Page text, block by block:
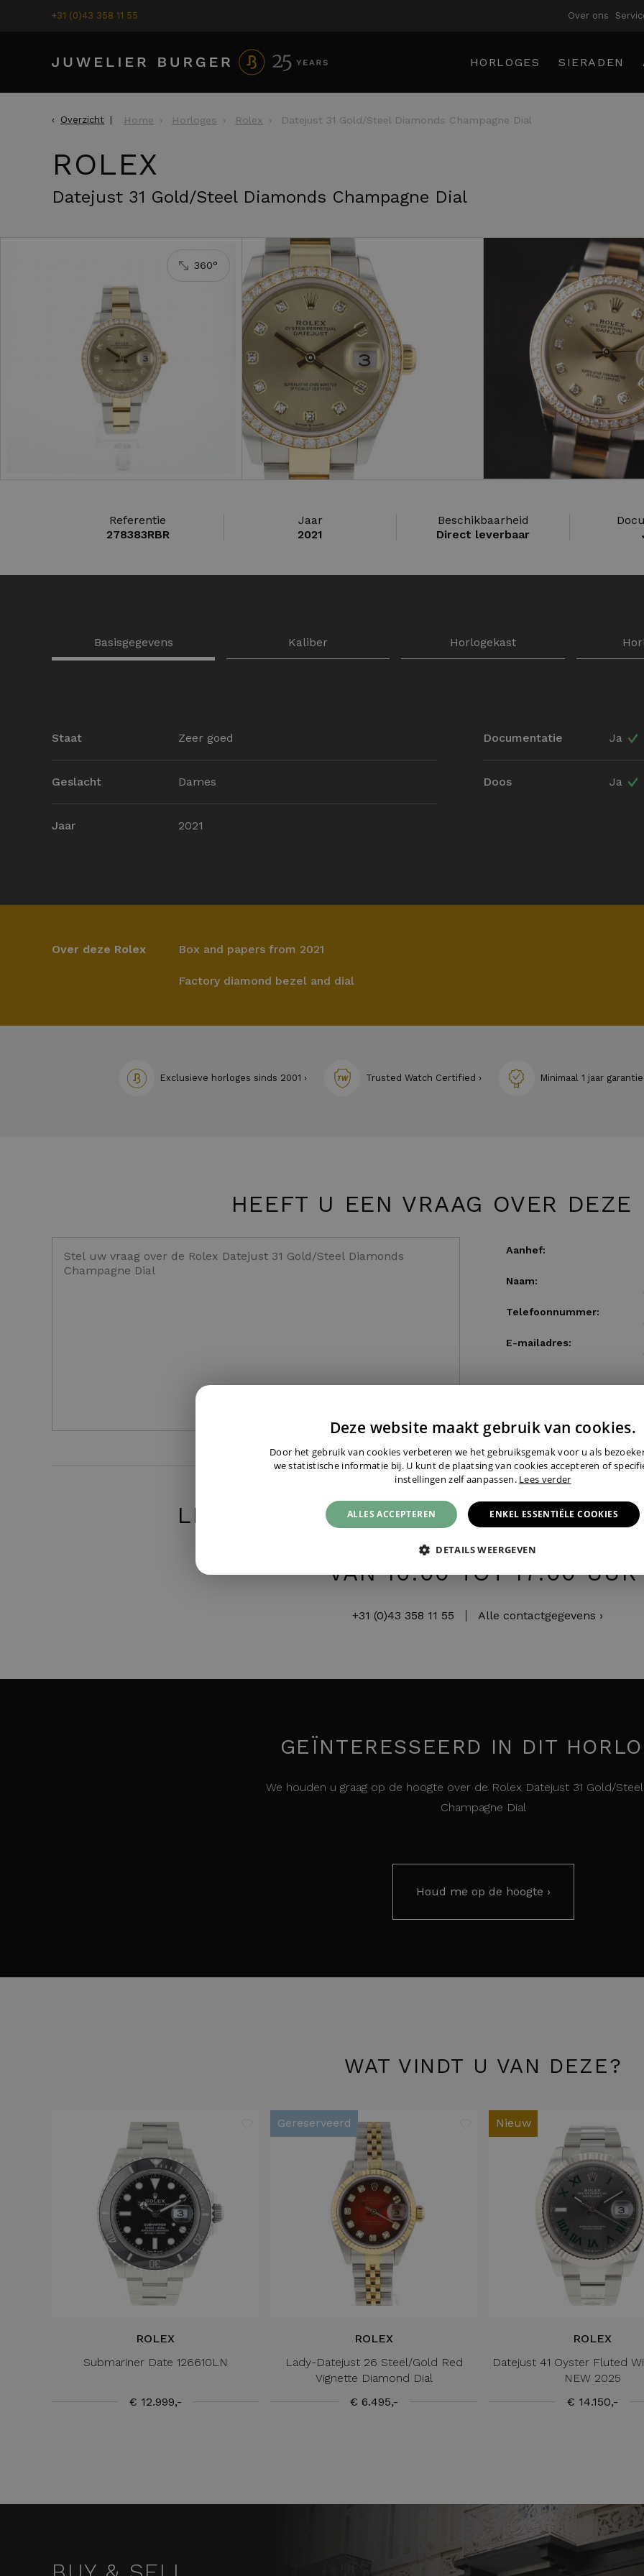
+31 (0)43 358 11 55 Over ons
HORLOGES SIERADEN
Overzicht Home Horloges Rolex Datejust 31 Gold/Steel Diamonds Champagne Dial
ROLEX
Datejust 31 Gold/Steel Diamonds Champagne Dial
360°
Referentie
278383RBR
Jaar
2021
Beschikbaarheid
Direct leverbaar
Basisgegevens Kaliber Horlogekast
Staat Zeer goed
Geslacht Dames
Jaar 2021
Documentatie Ja
Doos Ja
Over deze Rolex Box and papers from 2021
Factory diamond bezel and dial
Exclusieve horloges sinds 2001 › Trusted Watch Certified › Minimaal 1 jaar garantie
HEEFT U EEN VRAAG OVER DEZE
Aanhef:
Naam:
Telefoonnummer:
E-mailadres:
LIEVER TELEFONISCH? WIJ ZIJN
GEOPEND EN BEREIKBAAR
VAN 10:00 TOT 17:00 UUR
+31 (0)43 358 11 55 Alle contactgegevens ›
GEÏNTERESSEERD IN DIT
We houden u graag op de hoogte over de Rolex Datejust 31 Gold/
Champagne Dial
Houd me op de hoogte ›
WAT VINDT U VAN DEZE?
ROLEX
Submariner Date 126610LN
€ 12.999,-
Gereserveerd
ROLEX
Lady-Datejust 26 Steel/Gold Red
Vignette Diamond Dial
€ 6.495,-
Nieuw
ROLEX
Datejust 41 Oyster Fluted
NEW 2025
€ 14.150,-
Champagne Dial | € 19.995,-
Deze website maakt gebruik van cookies.
Door het gebruik van cookies verbeteren we het gebruiksgemak voor u als
we statistische informatie bij. U kunt de plaatsing van cookies accepteren of
instellingen zelf aanpassen. Lees verder
ALLES ACCEPTEREN ENKEL ESSENTIËLE COOKIES
DETAILS WEERGEVEN